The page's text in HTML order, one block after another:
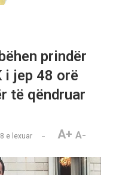
prindër
i jep 48 orë
të qëndruar
e lexuar A+ A-